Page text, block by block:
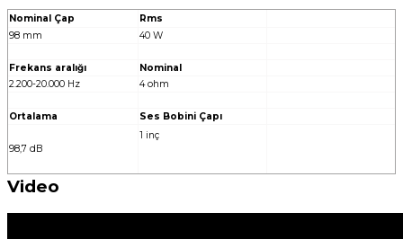
Nominal Çap
Rms
98 mm
40 W
Frekans aralığı
Nominal
2.200-20.000 Hz
4 ohm
Ortalama Ses Bobini Çapı
98,7 dB
1 inç
Video